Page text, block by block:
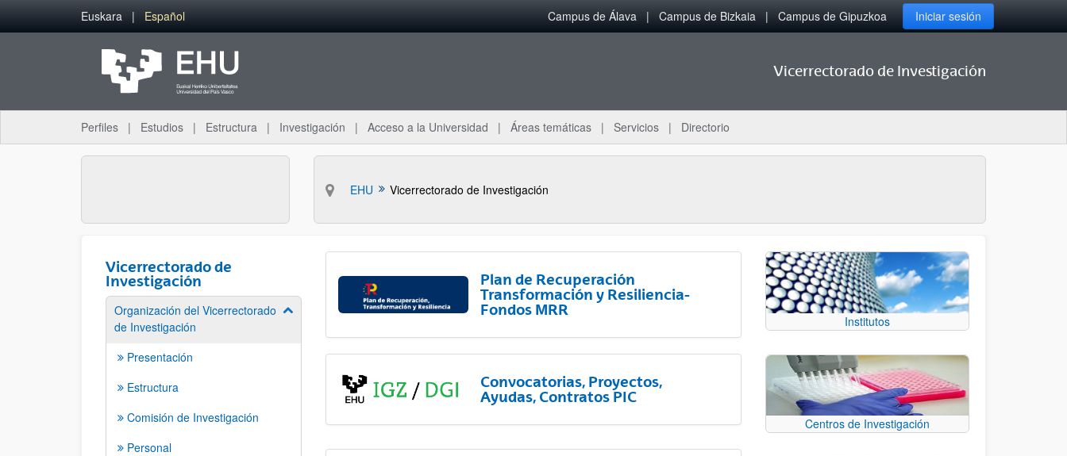
Saltar al contenido principal
Euskara Español Campus de Álava Campus de Bizkaia Campus de Gipuzkoa Iniciar sesión
Vicerrectorado de Investigación
Perfiles Estudios Estructura Investigación Acceso a la Universidad Áreas temáticas Servicios Directorio
EHU Vicerrectorado de Investigación
Vicerrectorado de
Investigación
Organización del Vicerrectorado
de Investigación
Mostrar/ocultar subpáginas
Presentación
Estructura
Comisión de Investigación
Personal
Plan de Recuperación
Transformación y Resiliencia-
Fondos MRR
Convocatorias, Proyectos,
Ayudas, Contratos PIC
Institutos
Centros de Investigación